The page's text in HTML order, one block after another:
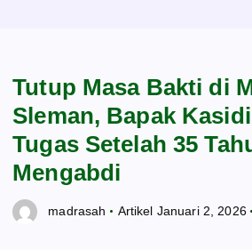
Tutup Masa Bakti di
Sleman, Bapak
Tugas Setelah 35
Mengabdi
madrasah Artikel Januari 2, 2026